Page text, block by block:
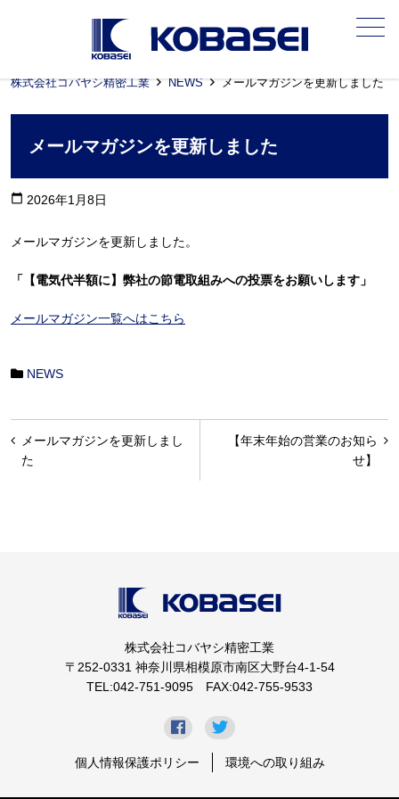
メニュー
株式会社コバヤシ精密工業 NEWS メールマガジンを更新しました
メールマガジンを更新しました
calendar_today 2026年1月8日
メールマガジンを更新しました。
「【電気代半額に】弊社の節電取組みへの投票をお願いします」
メールマガジン一覧へはこちら
NEWS
投
稿
【年末年始の営業のお知ら
せ】
メールマガジンを更新しまし
た
株式会社コバヤシ精密工業
〒252-0331 神奈川県相模原市南区大野台4-1-54
TEL:042-751-9095 FAX:042-755-9533
個人情報保護ポリシー 環境への取り組み